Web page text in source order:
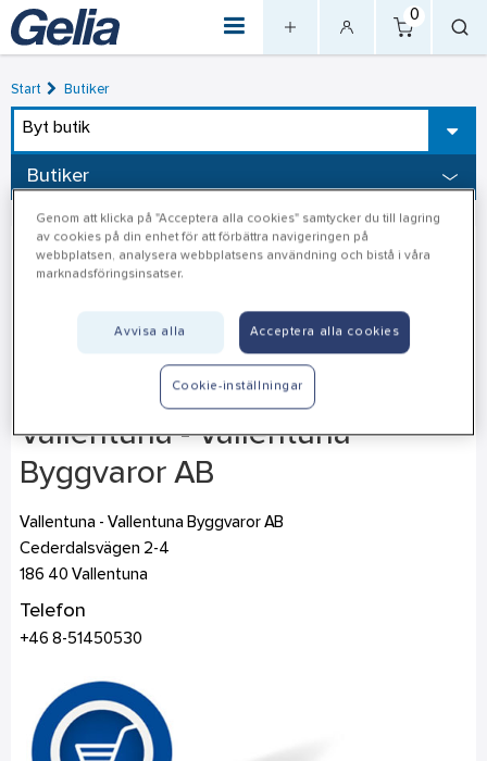
0
Start Butiker
Byt butik
Butiker
Vallentuna - Vallentuna
Byggvaror AB
Vallentuna - Vallentuna Byggvaror AB
Cederdalsvägen 2-4
186 40 Vallentuna
Telefon
+46 8-51450530
Genom att klicka på "Acceptera alla cookies" samtycker du till lagring
av cookies på din enhet för att förbättra navigeringen på
webbplatsen, analysera webbplatsens användning och bistå i våra
marknadsföringsinsatser.
Avvisa alla Acceptera alla cookies
Cookie-inställningar